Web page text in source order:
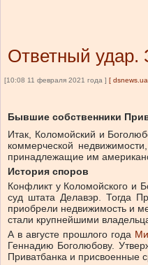
Ответный удар.
[10:08 11 февраля 2021 года ] [
Бывшие собственники
Итак, Коломойский и
коммерческой
принадлежащие им
История споров
Конфликт у Коломойского и
суд штата Делавэр. Тогда
приобрели недвижимость и
стали крупнейшими
А в августе прошлого года
Геннадию Боголюбову.
Приватбанка и присвоенные